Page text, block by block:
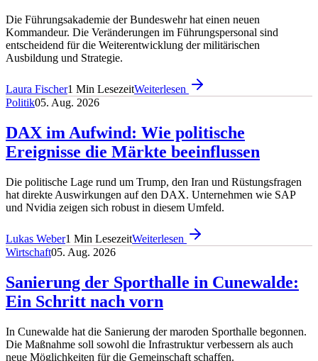
Die Führungsakademie der Bundeswehr hat einen neuen
Kommandeur. Die Veränderungen im Führungspersonal sind
entscheidend für die Weiterentwicklung der militärischen
Ausbildung und Strategie.
Laura Fischer1 Min LesezeitWeiterlesen
Politik05. Aug. 2026
DAX im Aufwind: Wie politische
Ereignisse die Märkte beeinflussen
Die politische Lage rund um Trump, den Iran und Rüstungsfragen
hat direkte Auswirkungen auf den DAX. Unternehmen wie SAP
und Nvidia zeigen sich robust in diesem Umfeld.
Lukas Weber1 Min LesezeitWeiterlesen
Wirtschaft05. Aug. 2026
Sanierung der Sporthalle in Cunewalde:
Ein Schritt nach vorn
In Cunewalde hat die Sanierung der maroden Sporthalle begonnen.
Die Maßnahme soll sowohl die Infrastruktur verbessern als auch
neue Möglichkeiten für die Gemeinschaft schaffen.